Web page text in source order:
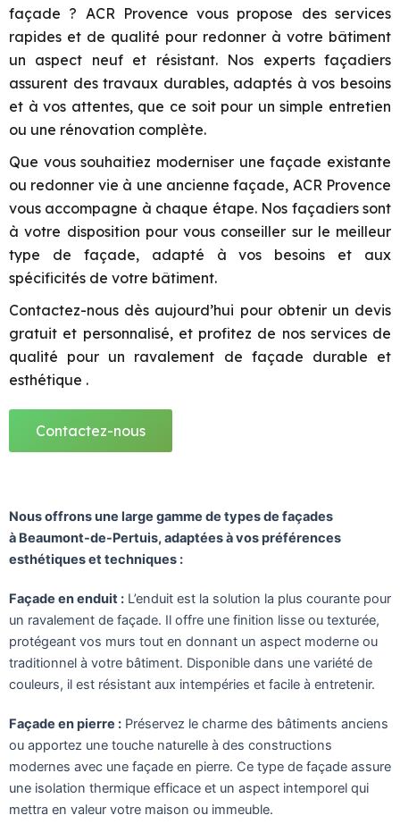
façade ? ACR Provence vous propose des services
rapides et de qualité pour redonner à votre bâtiment
un aspect neuf et résistant. Nos experts façadiers
assurent des travaux durables, adaptés à vos besoins
et à vos attentes, que ce soit pour un simple entretien
ou une rénovation complète.
Que vous souhaitiez moderniser une façade existante
ou redonner vie à une ancienne façade, ACR Provence
vous accompagne à chaque étape. Nos façadiers sont
à votre disposition pour vous conseiller sur le meilleur
type de façade, adapté à vos besoins et aux
spécificités de votre bâtiment.
Contactez-nous dès aujourd’hui pour obtenir un devis
gratuit et personnalisé, et profitez de nos services de
qualité pour un ravalement de façade durable et
esthétique .
Contactez-nous
Nous offrons une large gamme de types de façades
à Beaumont-de-Pertuis, adaptées à vos préférences
esthétiques et techniques :
Façade en enduit : L’enduit est la solution la plus courante pour
un ravalement de façade. Il offre une finition lisse ou texturée,
protégeant vos murs tout en donnant un aspect moderne ou
traditionnel à votre bâtiment. Disponible dans une variété de
couleurs, il est résistant aux intempéries et facile à entretenir.
Façade en pierre : Préservez le charme des bâtiments anciens
ou apportez une touche naturelle à des constructions
modernes avec une façade en pierre. Ce type de façade assure
une isolation thermique efficace et un aspect intemporel qui
mettra en valeur votre maison ou immeuble.